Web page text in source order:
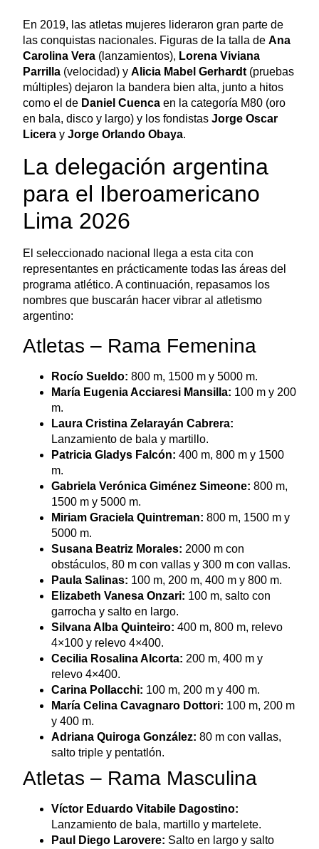
En 2019, las atletas mujeres lideraron gran parte de
las conquistas nacionales. Figuras de la talla de Ana
Carolina Vera(lanzamientos), Lorena Viviana
Parrilla(velocidad) y Alicia Mabel Gerhardt(pruebas
múltiples) dejaron la bandera bien alta, junto a hitos
como el de Daniel Cuencaen la categoría M80 (oro
en bala, disco y largo) y los fondistas Jorge Oscar
Liceray Jorge Orlando Obaya.
La delegación argentina
para el Iberoamericano
Lima 2026
El seleccionado nacional llega a esta cita con
representantes en prácticamente todas las áreas del
programa atlético. A continuación, repasamos los
nombres que buscarán hacer vibrar al atletismo
argentino:
Atletas – Rama Femenina
Rocío Sueldo: 800 m, 1500 m y 5000 m.
María Eugenia Acciaresi Mansilla: 100 m y 200
m.
Laura Cristina Zelarayán Cabrera:
Lanzamiento de bala y martillo.
Patricia Gladys Falcón: 400 m, 800 m y 1500
m.
Gabriela Verónica Giménez Simeone: 800 m,
1500 m y 5000 m.
Miriam Graciela Quintreman: 800 m, 1500 m y
5000 m.
Susana Beatriz Morales: 2000 m con
obstáculos, 80 m con vallas y 300 m con vallas.
Paula Salinas: 100 m, 200 m, 400 m y 800 m.
Elizabeth Vanesa Onzari: 100 m, salto con
garrocha y salto en largo.
Silvana Alba Quinteiro: 400 m, 800 m, relevo
4×100 y relevo 4×400.
Cecilia Rosalina Alcorta: 200 m, 400 m y
relevo 4×400.
Carina Pollacchi: 100 m, 200 m y 400 m.
María Celina Cavagnaro Dottori: 100 m, 200 m
y 400 m.
Adriana Quiroga González: 80 m con vallas,
salto triple y pentatlón.
Atletas – Rama Masculina
Víctor Eduardo Vitabile Dagostino:
Lanzamiento de bala, martillo y martelete.
Paul Diego Larovere: Salto en largo y salto